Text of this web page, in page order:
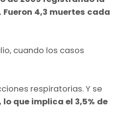
4,3 muertes cada
cuando los casos
respiratorias. Y se
lo que implica el 3,5% de